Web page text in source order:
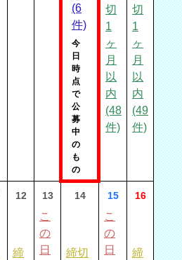
(6
件)
今
日
時
点
で
公
募
中
の
も
の
切
1
ヶ
月
以
内
(48
件)
切
1
ヶ
月
以
内
(49
件)
12
締
13
こ
の
日
14
締切
15
こ
の
日
16
締